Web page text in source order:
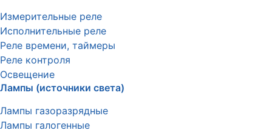
Измерительные реле
Исполнительные реле
Реле времени, таймеры
Реле контроля
Освещение
Лампы (источники света)
Лампы газоразрядные
Лампы галогенные